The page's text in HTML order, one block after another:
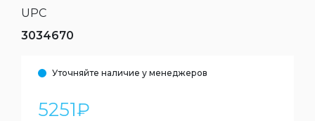
UPC
3034670
Уточняйте наличие у менеджеров
5251₽